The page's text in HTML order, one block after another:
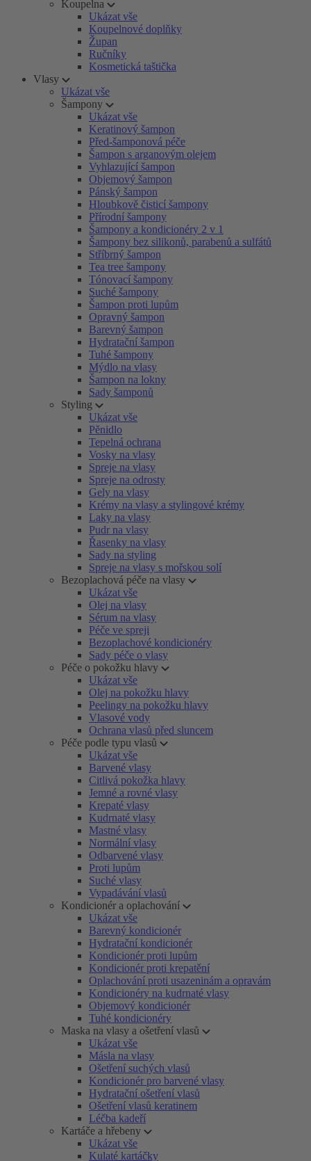
Koupelna
Ukázat vše
Koupelnové doplňky
Župan
Ručníky
Kosmetická taštička
Vlasy
Ukázat vše
Šampony
Ukázat vše
Keratinový šampon
Před-šamponová péče
Šampon s arganovým olejem
Vyhlazující šampon
Objemový šampon
Pánský šampon
Hloubkově čisticí šampony
Přírodní šampony
Šampony a kondicionéry 2 v 1
Šampony bez silikonů, parabenů a sulfátů
Stříbrný šampon
Tea tree šampony
Tónovací šampony
Suché šampony
Šampon proti lupům
Opravný šampon
Barevný šampon
Hydratační šampon
Tuhé šampony
Mýdlo na vlasy
Šampon na lokny
Sady šamponů
Styling
Ukázat vše
Pěnidlo
Tepelná ochrana
Vosky na vlasy
Spreje na vlasy
Spreje na odrosty
Gely na vlasy
Krémy na vlasy a stylingové krémy
Laky na vlasy
Pudr na vlasy
Řasenky na vlasy
Sady na styling
Spreje na vlasy s mořskou solí
Bezoplachová péče na vlasy
Ukázat vše
Olej na vlasy
Sérum na vlasy
Péče ve spreji
Bezoplachové kondicionéry
Sady péče o vlasy
Péče o pokožku hlavy
Ukázat vše
Olej na pokožku hlavy
Peelingy na pokožku hlavy
Vlasové vody
Ochrana vlasů před sluncem
Péče podle typu vlasů
Ukázat vše
Barvené vlasy
Citlivá pokožka hlavy
Jemné a rovné vlasy
Krepaté vlasy
Kudrnaté vlasy
Mastné vlasy
Normální vlasy
Odbarvené vlasy
Proti lupům
Suché vlasy
Vypadávání vlasů
Kondicionér a oplachování
Ukázat vše
Barevný kondicionér
Hydratační kondicionér
Kondicionér proti lupům
Kondicionér proti krepatění
Oplachování proti usazeninám a opravám
Kondicionéry na kudrnaté vlasy
Objemový kondicionér
Tuhé kondicionéry
Maska na vlasy a ošetření vlasů
Ukázat vše
Másla na vlasy
Ošetření suchých vlasů
Kondicionér pro barvené vlasy
Hydratační ošetření vlasů
Ošetření vlasů keratinem
Léčba kadeří
Kartáče a hřebeny
Ukázat vše
Kulaté kartáčky